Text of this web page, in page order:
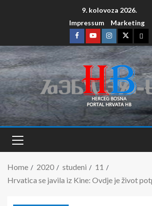
9. kolovoza 2026.
Impressum
Marketing
Home 2020 studeni
11
Hrvatica se javila iz Kine: Ovdje je život